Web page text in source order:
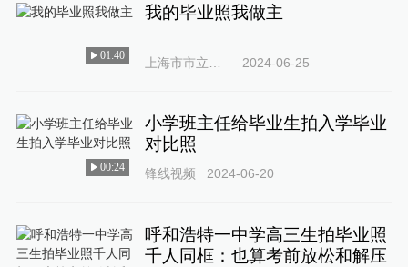
01:40
我的毕业照我做主
2024-06-25
00:24
小学班主任给毕业生拍入学毕业
对比照
锋线视频 2024-06-20
呼和浩特一中学高三生拍毕业照
千人同框：也算考前放松和解压